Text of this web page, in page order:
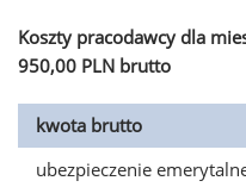
Koszty pracodawcy dla
950,00 PLN brutto
kwota brutto
ubezpieczenie